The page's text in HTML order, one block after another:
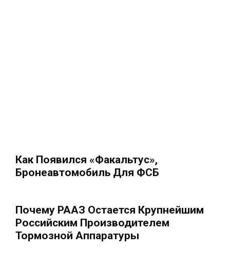
Как Появился «Факальтус»,
Бронеавтомобиль Для ФСБ
Почему РААЗ Остается Крупнейшим
Российским Производителем
Тормозной Аппаратуры